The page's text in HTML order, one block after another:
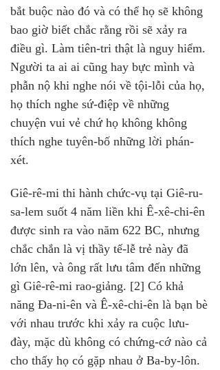
bắt buộc nào đó và có thể họ sẽ không
bao giờ biết chắc rằng rồi sẽ xảy ra
điều gì. Làm tiên-tri thật là nguy hiểm.
Người ta ai ai cũng hay bực mình và
phẫn nộ khi nghe nói về tội-lỗi của họ,
họ thích nghe sứ-điệp về những
chuyện vui vẻ chứ họ không không
thích nghe tuyên-bố những lời phán-
xét.
Giê-rê-mi thi hành chức-vụ tại Giê-ru-
sa-lem suốt 4 năm liền khi Ê-xê-chi-ên
được sinh ra vào năm 622 BC, nhưng
chắc chắn là vị thầy tế-lễ trẻ này đã
lớn lên, và ông rất lưu tâm đến những
gì Giê-rê-mi rao-giảng. [2] Có khả
năng Đa-ni-ên và Ê-xê-chi-ên là bạn bè
với nhau trước khi xảy ra cuộc lưu-
đày, mặc dù không có chứng-cớ nào cả
cho thấy họ có gặp nhau ở Ba-by-lôn.